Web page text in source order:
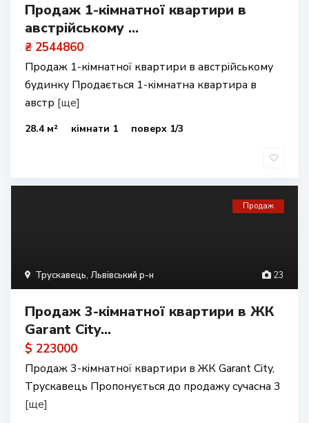
Продаж 1-кімнатної квартири в
австрійському ...
₴ 2544860
Продаж 1-кімнатної квартири в австрійському
будинку Продається 1-кімнатна квартира в
австр [ще]
28.4 м² кімнати 1 поверх 1/3
23
Трускавець, Львівський р-н
Продаж
Продаж 3-кімнатної квартири в ЖК
Garant City...
$ 223000
Продаж 3-кімнатної квартири в ЖК Garant City,
Трускавець Пропонується до продажу сучасна 3
[ще]